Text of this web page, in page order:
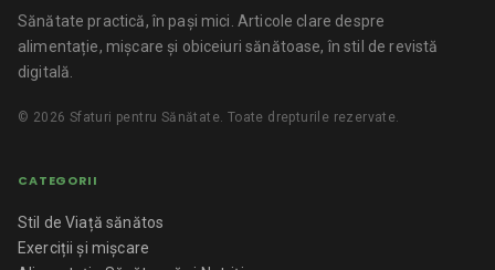
Sănătate practică, în pași mici. Articole clare despre
alimentație, mișcare și obiceiuri sănătoase, în stil de revistă
digitală.
© 2026 Sfaturi pentru Sănătate . Toate drepturile rezervate.
CATEGORII
Stil de Viață sănătos
Exerciții și mișcare